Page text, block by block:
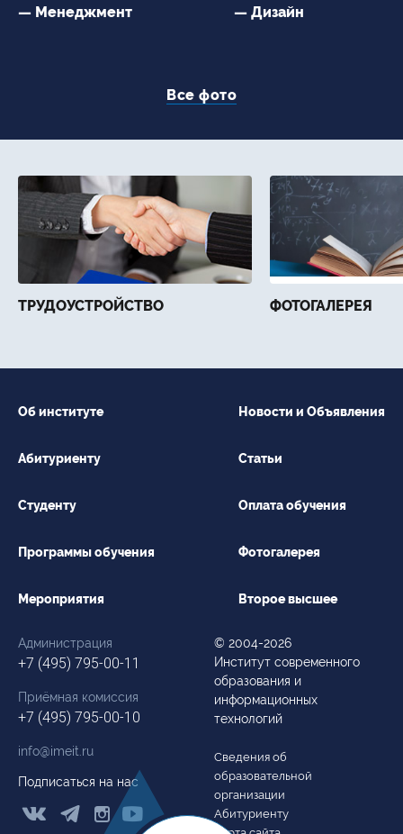
— Менеджмент
— Дизайн
Все фото
ТРУДОУСТРОЙСТВО ФОТОГАЛЕРЕЯ
Об институте
Абитуриенту
Студенту
Программы обучения
Мероприятия
Новости и Объявления
Статьи
Оплата обучения
Фотогалерея
Второе высшее
Подписаться на нас
  
Администрация
+7 (495) 795-00-11
Приёмная комиссия
+7 (495) 795-00-10
info@imeit.ru
© 2004-2026
Институт современного
образования и
информационных
технологий
Сведения об
образовательной
организации
Абитуриенту